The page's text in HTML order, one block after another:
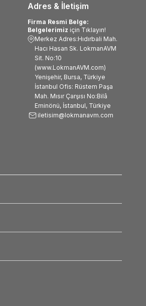
Adres & İletişim
Firma Resmi Belge:
Belgelerimiz için Tıklayın!
Merkez Adres:Hıdırbali Mah.
Hacı Hasan Sk. LokmanAVM
Sit. No:10
(www.LokmanAVM.com)
Yenişehir, Bursa, Türkiye
İstanbul Ofis: Rüstem Paşa
Mah. Mısır Çarşısı No:Bilâ
Eminönü, İstanbul, Türkiye
iletisim@lokmanavm.com